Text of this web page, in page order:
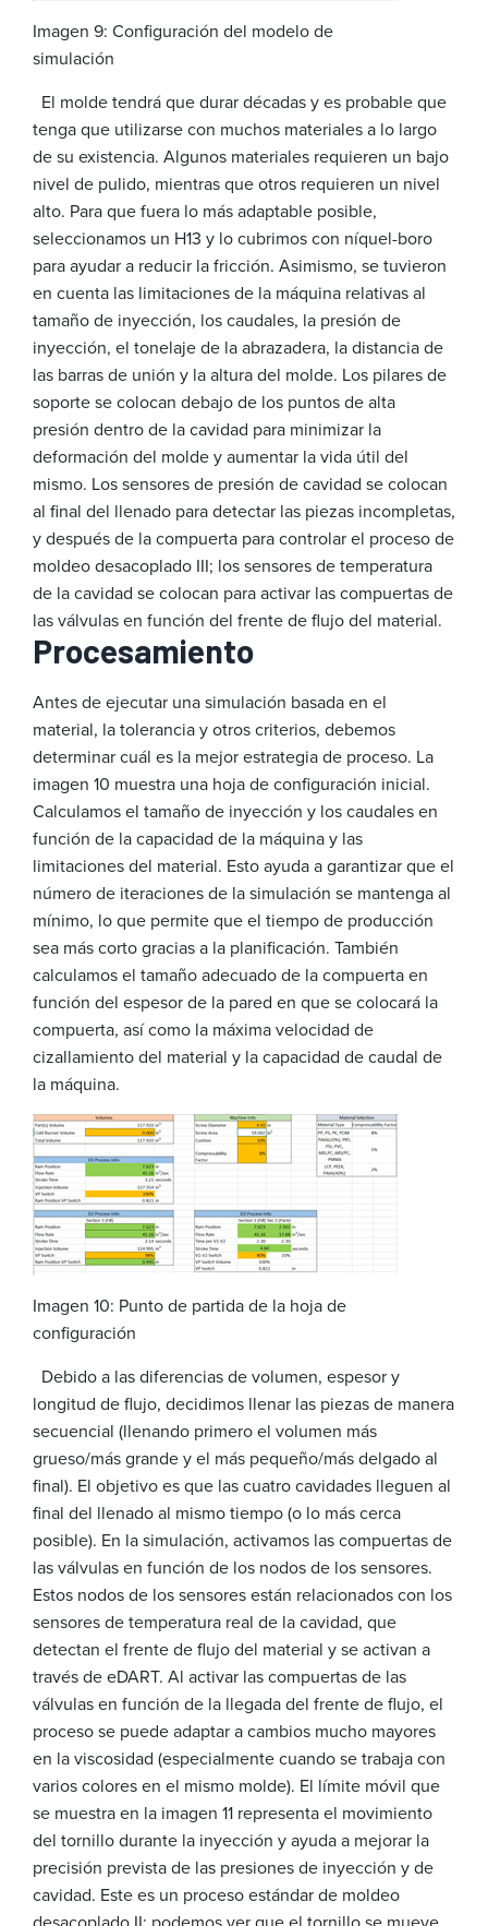
Imagen 9: Configuración del modelo de
simulación
El molde tendrá que durar décadas y es probable que
tenga que utilizarse con muchos materiales a lo largo
de su existencia. Algunos materiales requieren un bajo
nivel de pulido, mientras que otros requieren un nivel
alto. Para que fuera lo más adaptable posible,
seleccionamos un H13 y lo cubrimos con níquel-boro
para ayudar a reducir la fricción. Asimismo, se tuvieron
en cuenta las limitaciones de la máquina relativas al
tamaño de inyección, los caudales, la presión de
inyección, el tonelaje de la abrazadera, la distancia de
las barras de unión y la altura del molde. Los pilares de
soporte se colocan debajo de los puntos de alta
presión dentro de la cavidad para minimizar la
deformación del molde y aumentar la vida útil del
mismo. Los sensores de presión de cavidad se colocan
al final del llenado para detectar las piezas incompletas,
y después de la compuerta para controlar el proceso de
moldeo desacoplado III; los sensores de temperatura
de la cavidad se colocan para activar las compuertas de
las válvulas en función del frente de flujo del material.
Procesamiento
Antes de ejecutar una simulación basada en el
material, la tolerancia y otros criterios, debemos
determinar cuál es la mejor estrategia de proceso. La
imagen 10 muestra una hoja de configuración inicial.
Calculamos el tamaño de inyección y los caudales en
función de la capacidad de la máquina y las
limitaciones del material. Esto ayuda a garantizar que el
número de iteraciones de la simulación se mantenga al
mínimo, lo que permite que el tiempo de producción
sea más corto gracias a la planificación. También
calculamos el tamaño adecuado de la compuerta en
función del espesor de la pared en que se colocará la
compuerta, así como la máxima velocidad de
cizallamiento del material y la capacidad de caudal de
la máquina.
Imagen 10: Punto de partida de la hoja de
configuración
Debido a las diferencias de volumen, espesor y
longitud de flujo, decidimos llenar las piezas de manera
secuencial (llenando primero el volumen más
grueso/más grande y el más pequeño/más delgado al
final). El objetivo es que las cuatro cavidades lleguen al
final del llenado al mismo tiempo (o lo más cerca
posible). En la simulación, activamos las compuertas de
las válvulas en función de los nodos de los sensores.
Estos nodos de los sensores están relacionados con los
sensores de temperatura real de la cavidad, que
detectan el frente de flujo del material y se activan a
través de eDART. Al activar las compuertas de las
válvulas en función de la llegada del frente de flujo, el
proceso se puede adaptar a cambios mucho mayores
en la viscosidad (especialmente cuando se trabaja con
varios colores en el mismo molde). El límite móvil que
se muestra en la imagen 11 representa el movimiento
del tornillo durante la inyección y ayuda a mejorar la
precisión prevista de las presiones de inyección y de
cavidad. Este es un proceso estándar de moldeo